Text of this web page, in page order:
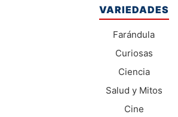
VARIEDADES
Farándula
Curiosas
Ciencia
Salud y Mitos
Cine